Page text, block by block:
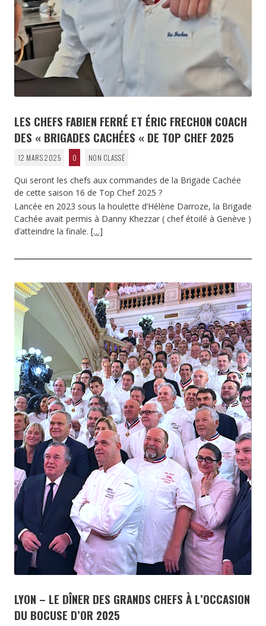
LES CHEFS FABIEN FERRÉ ET ÉRIC FRECHON COACH
DES « BRIGADES CACHÉES « DE TOP CHEF 2025
12 MARS 2025 0 NON CLASSÉ
Qui seront les chefs aux commandes de la Brigade Cachée
de cette saison 16 de Top Chef 2025 ?
Lancée en 2023 sous la houlette d’Hélène Darroze, la Brigade
Cachée avait permis à Danny Khezzar ( chef étoilé à Genève )
d’atteindre la finale. […]
LYON – LE DÎNER DES GRANDS CHEFS À L’OCCASION
DU BOCUSE D’OR 2025